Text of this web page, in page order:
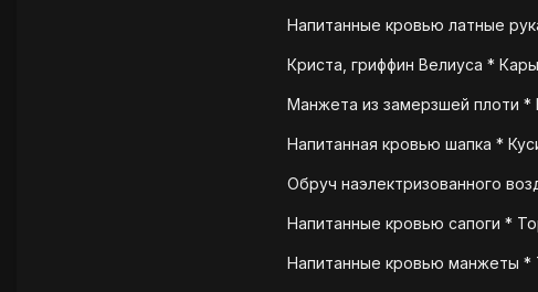
Напитанные кровью латные
Криста, гриффин Велиуса *
Манжета из замерзшей плоти *
Напитанная кровью шапка *
Обруч наэлектризованного
Напитанные кровью сапоги *
Напитанные кровью манжеты *